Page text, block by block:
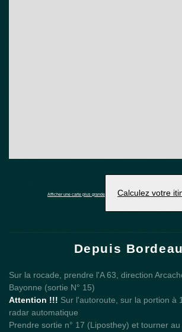
Afficher une carte plus grande Calculez votre
Depuis
Sur la rocade, prendre l'A 63, direction
Bayonne (sortie N° 15)
Attention !!! Sur l'autoroute, sur la portion à
radar automatique
Prendre sortie n° 17 (Liposthey) et tourner